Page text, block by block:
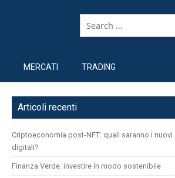
MERCATI TRADING
Articoli recenti
Criptoeconomia post-NFT: quali saranno i
digitali?
Finanza Verde: investire in modo sostenibile